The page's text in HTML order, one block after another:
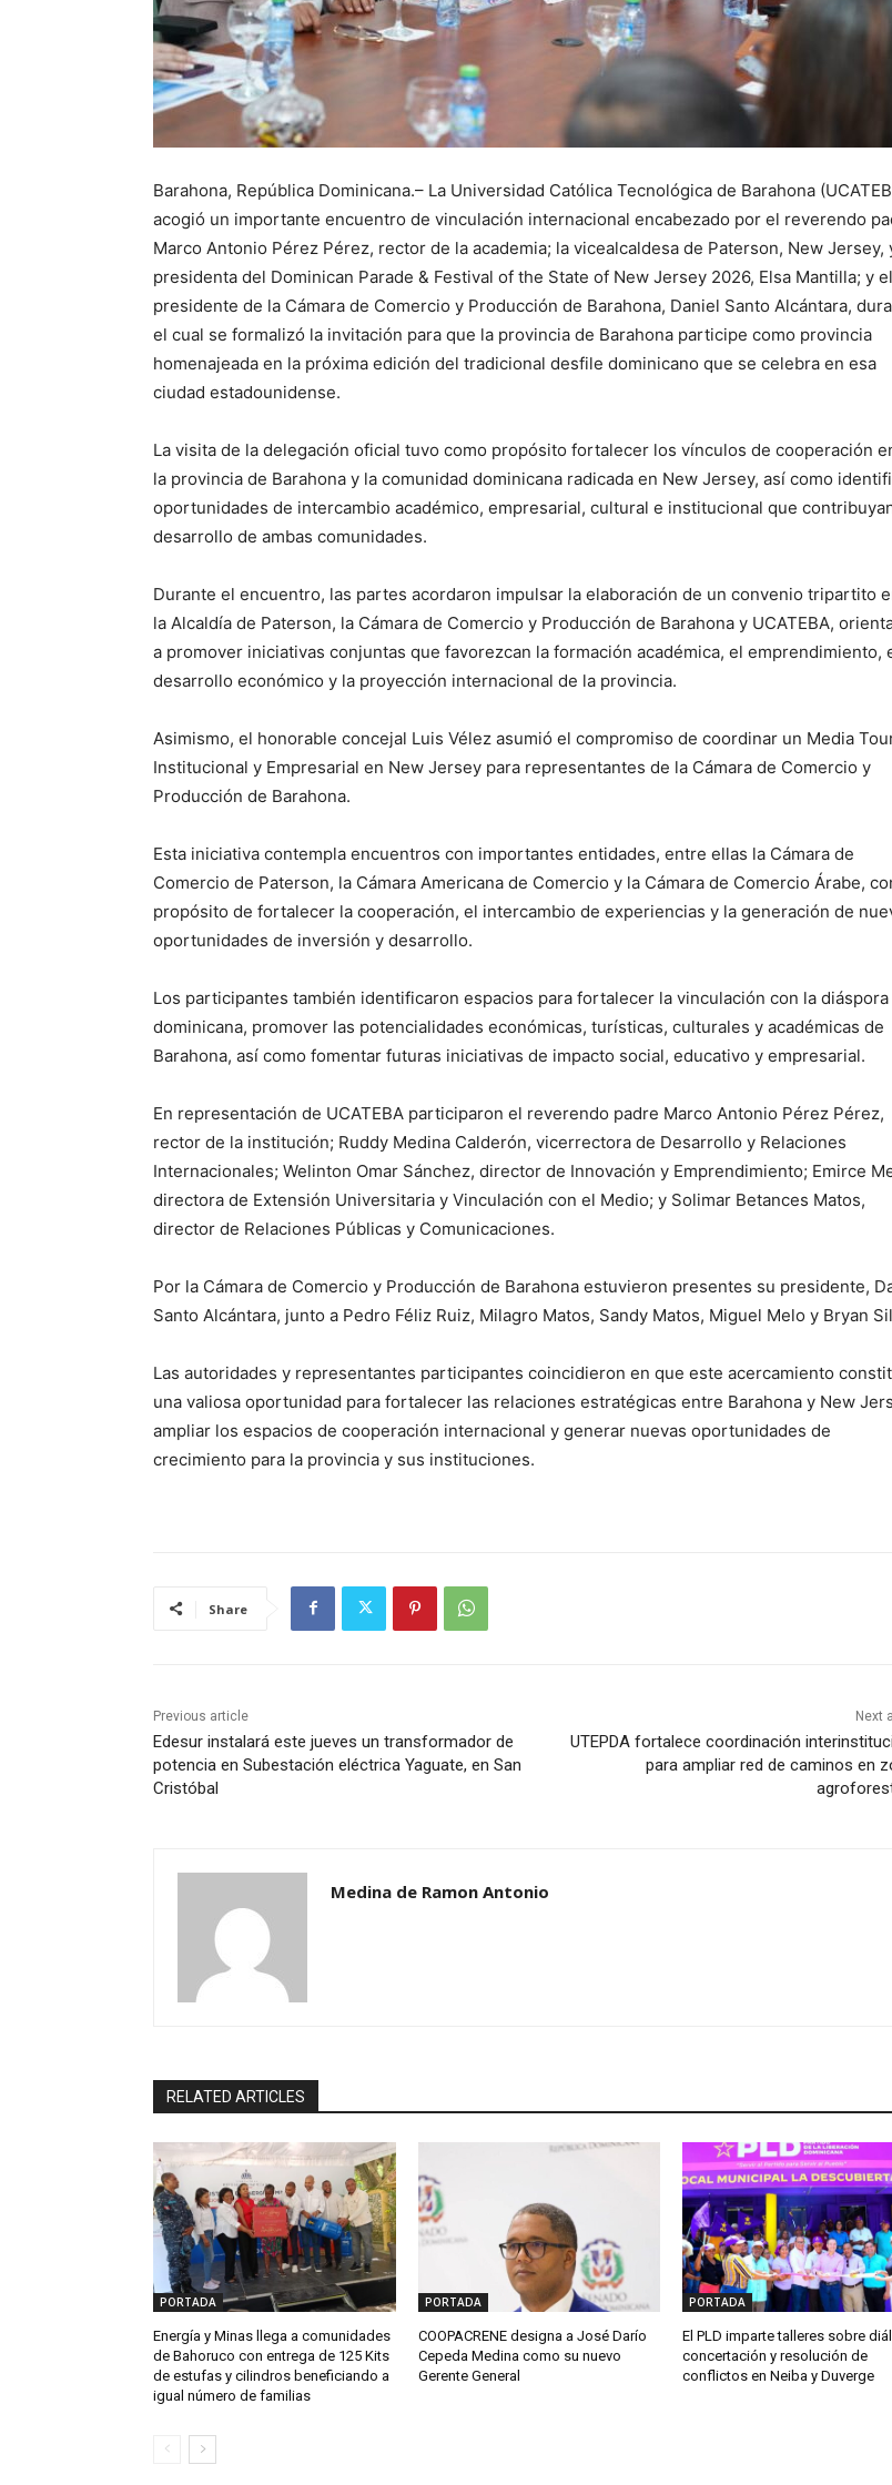
Barahona, República Dominicana.– La Universidad Católica Tecnológica de Barahona
acogió un importante encuentro de vinculación internacional encabezado por el reverendo
Marco Antonio Pérez Pérez, rector de la academia; la vicealcaldesa de Paterson, New Jersey,
presidenta del Dominican Parade & Festival of the State of New Jersey 2026, Elsa Mantilla; y el
presidente de la Cámara de Comercio y Producción de Barahona, Daniel Santo Alcántara,
el cual se formalizó la invitación para que la provincia de Barahona participe como provincia
homenajeada en la próxima edición del tradicional desfile dominicano que se celebra en esa
ciudad estadounidense.
La visita de la delegación oficial tuvo como propósito fortalecer los vínculos de cooperación
la provincia de Barahona y la comunidad dominicana radicada en New Jersey, así como
oportunidades de intercambio académico, empresarial, cultural e institucional que
desarrollo de ambas comunidades.
Durante el encuentro, las partes acordaron impulsar la elaboración de un convenio tripartito
la Alcaldía de Paterson, la Cámara de Comercio y Producción de Barahona y UCATEBA,
a promover iniciativas conjuntas que favorezcan la formación académica, el emprendimiento,
desarrollo económico y la proyección internacional de la provincia.
Asimismo, el honorable concejal Luis Vélez asumió el compromiso de coordinar un Media
Institucional y Empresarial en New Jersey para representantes de la Cámara de Comercio y
Producción de Barahona.
Esta iniciativa contempla encuentros con importantes entidades, entre ellas la Cámara de
Comercio de Paterson, la Cámara Americana de Comercio y la Cámara de Comercio Árabe,
propósito de fortalecer la cooperación, el intercambio de experiencias y la generación de
oportunidades de inversión y desarrollo.
Los participantes también identificaron espacios para fortalecer la vinculación con la diáspora
dominicana, promover las potencialidades económicas, turísticas, culturales y académicas de
Barahona, así como fomentar futuras iniciativas de impacto social, educativo y empresarial.
En representación de UCATEBA participaron el reverendo padre Marco Antonio Pérez Pérez,
rector de la institución; Ruddy Medina Calderón, vicerrectora de Desarrollo y Relaciones
Internacionales; Welinton Omar Sánchez, director de Innovación y Emprendimiento; Emirce
directora de Extensión Universitaria y Vinculación con el Medio; y Solimar Betances Matos,
director de Relaciones Públicas y Comunicaciones.
Por la Cámara de Comercio y Producción de Barahona estuvieron presentes su presidente,
Santo Alcántara, junto a Pedro Féliz Ruiz, Milagro Matos, Sandy Matos, Miguel Melo y Bryan
Las autoridades y representantes participantes coincidieron en que este acercamiento
una valiosa oportunidad para fortalecer las relaciones estratégicas entre Barahona y New
ampliar los espacios de cooperación internacional y generar nuevas oportunidades de
crecimiento para la provincia y sus instituciones.
Share
Previous article
Edesur instalará este jueves un transformador de
potencia en Subestación eléctrica Yaguate, en San
Cristóbal
Next
UTEPDA fortalece coordinación
para ampliar red de caminos en
Medina de Ramon Antonio
RELATED ARTICLES
PORTADA
Energía y Minas llega a comunidades
de Bahoruco con entrega de 125 Kits
de estufas y cilindros beneficiando a
igual número de familias
PORTADA
COOPACRENE designa a José Darío
Cepeda Medina como su nuevo
Gerente General
PORTADA
El PLD imparte talleres sobre
concertación y resolución de
conflictos en Neiba y Duverge